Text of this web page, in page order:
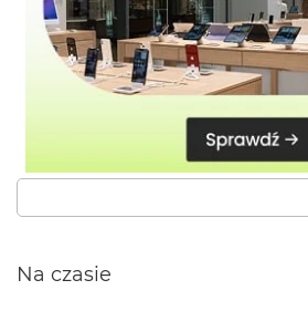
M
a
c
B
o
o
r
b
r
Szukaj
Na czasie